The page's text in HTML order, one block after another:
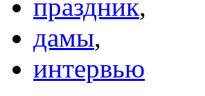
праздник,
дамы,
интервью